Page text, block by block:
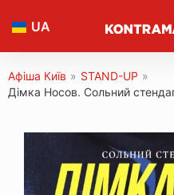
UA
Афіша Київ » STAND-UP »
Дімка Носов. Сольний